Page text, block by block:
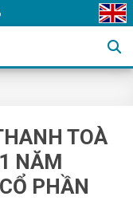
TOÀ
NĂM
PHẦN